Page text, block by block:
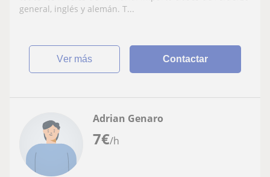
general, inglés y alemán. T...
ver más Contactar
7€/h
Adrian Genaro